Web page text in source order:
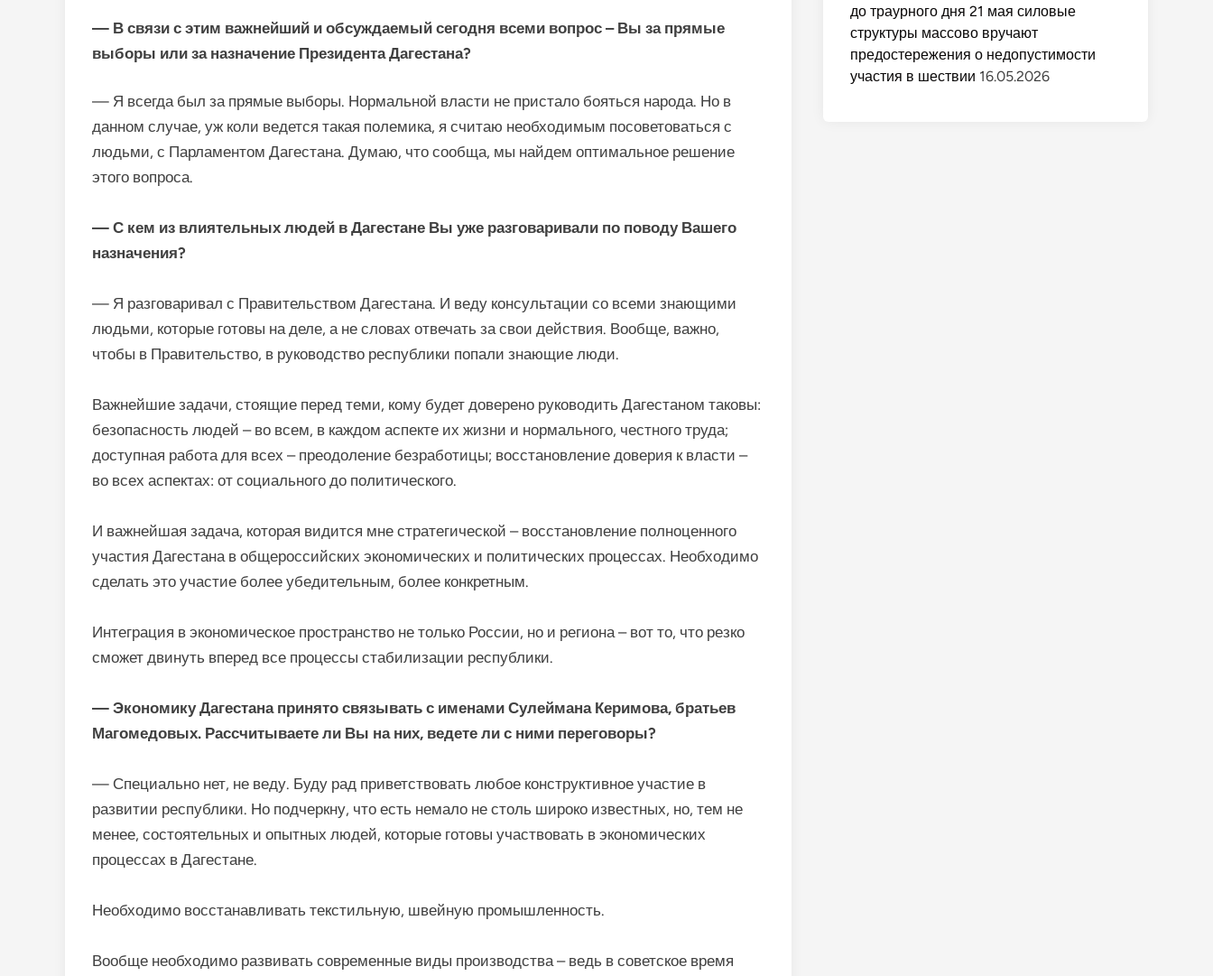
— В связи с этим важнейший и обсуждаемый сегодня всеми вопрос – Вы за прямые
выборы или за назначение Президента Дагестана?
— Я всегда был за прямые выборы. Нормальной власти не пристало бояться народа. Но в
данном случае, уж коли ведется такая полемика, я считаю необходимым посоветоваться с
людьми, с Парламентом Дагестана. Думаю, что сообща, мы найдем оптимальное решение
этого вопроса.
— С кем из влиятельных людей в Дагестане Вы уже разговаривали по поводу Вашего
назначения?
— Я разговаривал с Правительством Дагестана. И веду консультации со всеми знающими
людьми, которые готовы на деле, а не словах отвечать за свои действия. Вообще, важно,
чтобы в Правительство, в руководство республики попали знающие люди.
Важнейшие задачи, стоящие перед теми, кому будет доверено руководить Дагестаном таковы:
безопасность людей – во всем, в каждом аспекте их жизни и нормального, честного труда;
доступная работа для всех – преодоление безработицы; восстановление доверия к власти –
во всех аспектах: от социального до политического.
И важнейшая задача, которая видится мне стратегической – восстановление полноценного
участия Дагестана в общероссийских экономических и политических процессах. Необходимо
сделать это участие более убедительным, более конкретным.
Интеграция в экономическое пространство не только России, но и региона – вот то, что резко
сможет двинуть вперед все процессы стабилизации республики.
— Экономику Дагестана принято связывать с именами Сулеймана Керимова, братьев
Магомедовых. Рассчитываете ли Вы на них, ведете ли с ними переговоры?
— Специально нет, не веду. Буду рад приветствовать любое конструктивное участие в
развитии республики. Но подчеркну, что есть немало не столь широко известных, но, тем не
менее, состоятельных и опытных людей, которые готовы участвовать в экономических
процессах в Дагестане.
Необходимо восстанавливать текстильную, швейную промышленность.
Вообще необходимо развивать современные виды производства – ведь в советское время
до траурного дня 21 мая силовые
структуры массово вручают
предостережения о недопустимости
участия в шествии 16.05.2026